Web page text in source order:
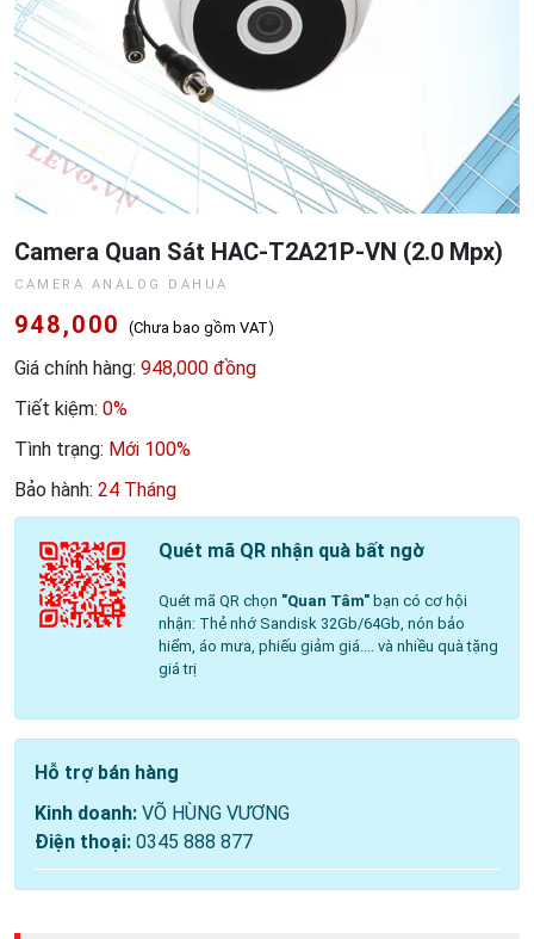
Camera Quan Sát HAC-T2A21P-VN (2.0 Mpx)
CAMERA ANALOG DAHUA
948,000 (Chưa bao gồm VAT)
Giá chính hàng: 948,000 đồng
Tiết kiệm: 0%
Tình trạng: Mới 100%
Bảo hành: 24 Tháng
Quét mã QR nhận quà bất ngờ
Quét mã QR chọn "Quan Tâm"bạn có cơ hội
nhận: Thẻ nhớ Sandisk 32Gb/64Gb, nón bảo
hiểm, áo mưa, phiếu giảm giá.... và nhiều quà tặng
giá trị
Hỗ trợ bán hàng
Kinh doanh: VÕ HÙNG VƯƠNG
Điện thoại: 0345 888 877